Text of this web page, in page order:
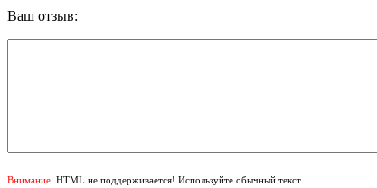
Ваш отзыв:
Внимание: HTML не поддерживается! Используйте обычный текст.